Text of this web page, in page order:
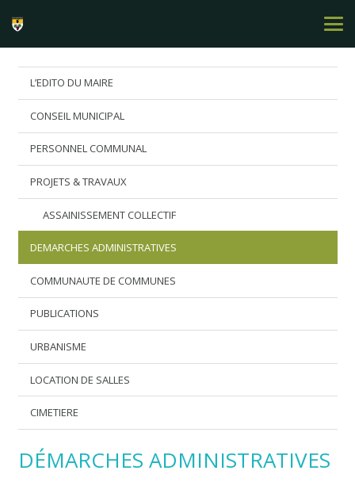
L’EDITO DU MAIRE
CONSEIL MUNICIPAL
PERSONNEL COMMUNAL
PROJETS & TRAVAUX
ASSAINISSEMENT COLLECTIF
DEMARCHES ADMINISTRATIVES
COMMUNAUTE DE COMMUNES
PUBLICATIONS
URBANISME
LOCATION DE SALLES
CIMETIERE
DÉMARCHES ADMINISTRATIVES